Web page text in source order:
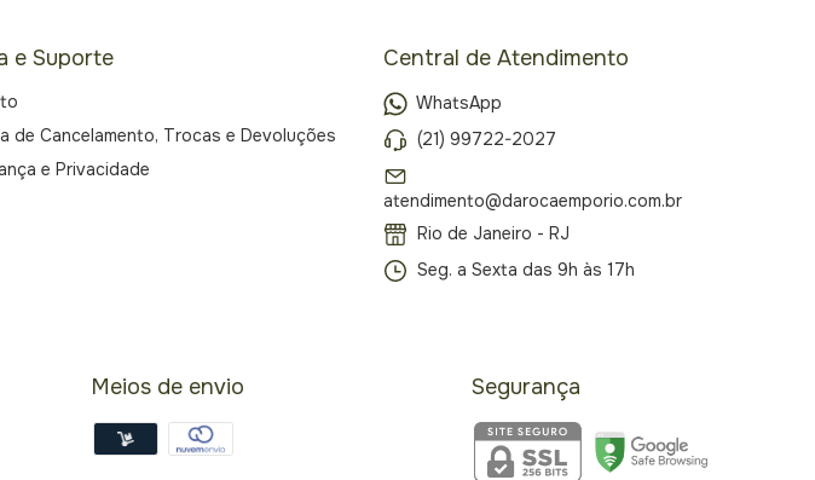
e Suporte
de Cancelamento, Trocas e Devoluções
e Privacidade
Central de Atendimento
WhatsApp
(21) 99722-2027
atendimento@darocaemporio.com.br
Rio de Janeiro - RJ
Seg. a Sexta das 9h às 17h
Meios de envio Segurança